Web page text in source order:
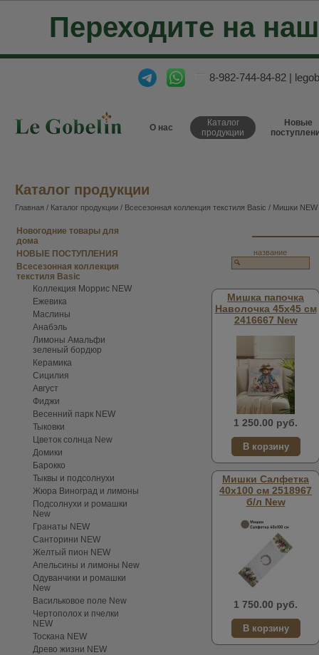
Переходите на
8-982-744-84-82 |
О нас
Каталог
продукции
Новые
Каталог продукции
Главная / Каталог продукции / Всесезонная коллекция текстиля Basic / Мишки NEW
Новогодние товары для
дома
НОВЫЕ ПОСТУПЛЕНИЯ
Всесезонная коллекция
текстиля Basic
Коллекция Моррис NEW
Ежевика
Маслины
Анабэль
Лимоны Амальфи
зеленый бордюр
Керамика
Сицилия
Август
Фиджи
Весенний парк NEW
Тыковки
Цветок солнца New
Домики
Барокко
Тыквы и подсолнухи
Жюра Виноград и лимоны
Подсолнухи и ромашки
New
Гранаты NEW
Санторини NEW
Желтый пион NEW
Апельсины и лимоны New
Одуванчики и ромашки
New
Васильковое поле New
Чертополох и пчелки
NEW
Тоскана NEW
Древо жизни NEW
название
Мишка папочка
Наволочка 45х45 см
2416667 New
1 250.00 руб.
Мишки Салфетка
40х100 см 2518967
б/л New
1 750.00 руб.